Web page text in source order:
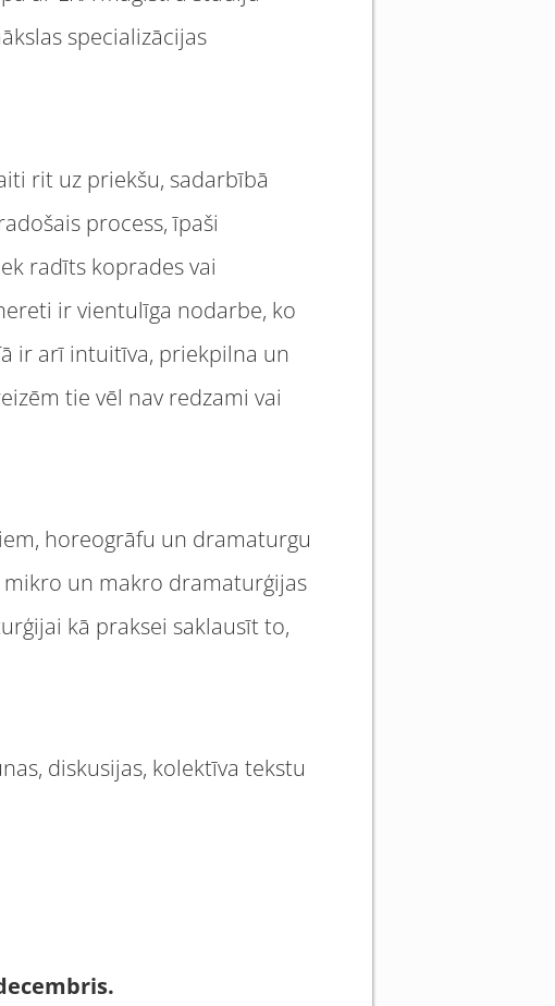
specializācijas
rit uz priekšu, sadarbībā
process, īpaši
radīts koprades vai
ir vientulīga nodarbe, ko
ir arī intuitīva, priekpilna un
tie vēl nav redzami vai
horeogrāfu un dramaturgu
un makro dramaturģijas
kā praksei saklausīt to,
diskusijas, kolektīva tekstu